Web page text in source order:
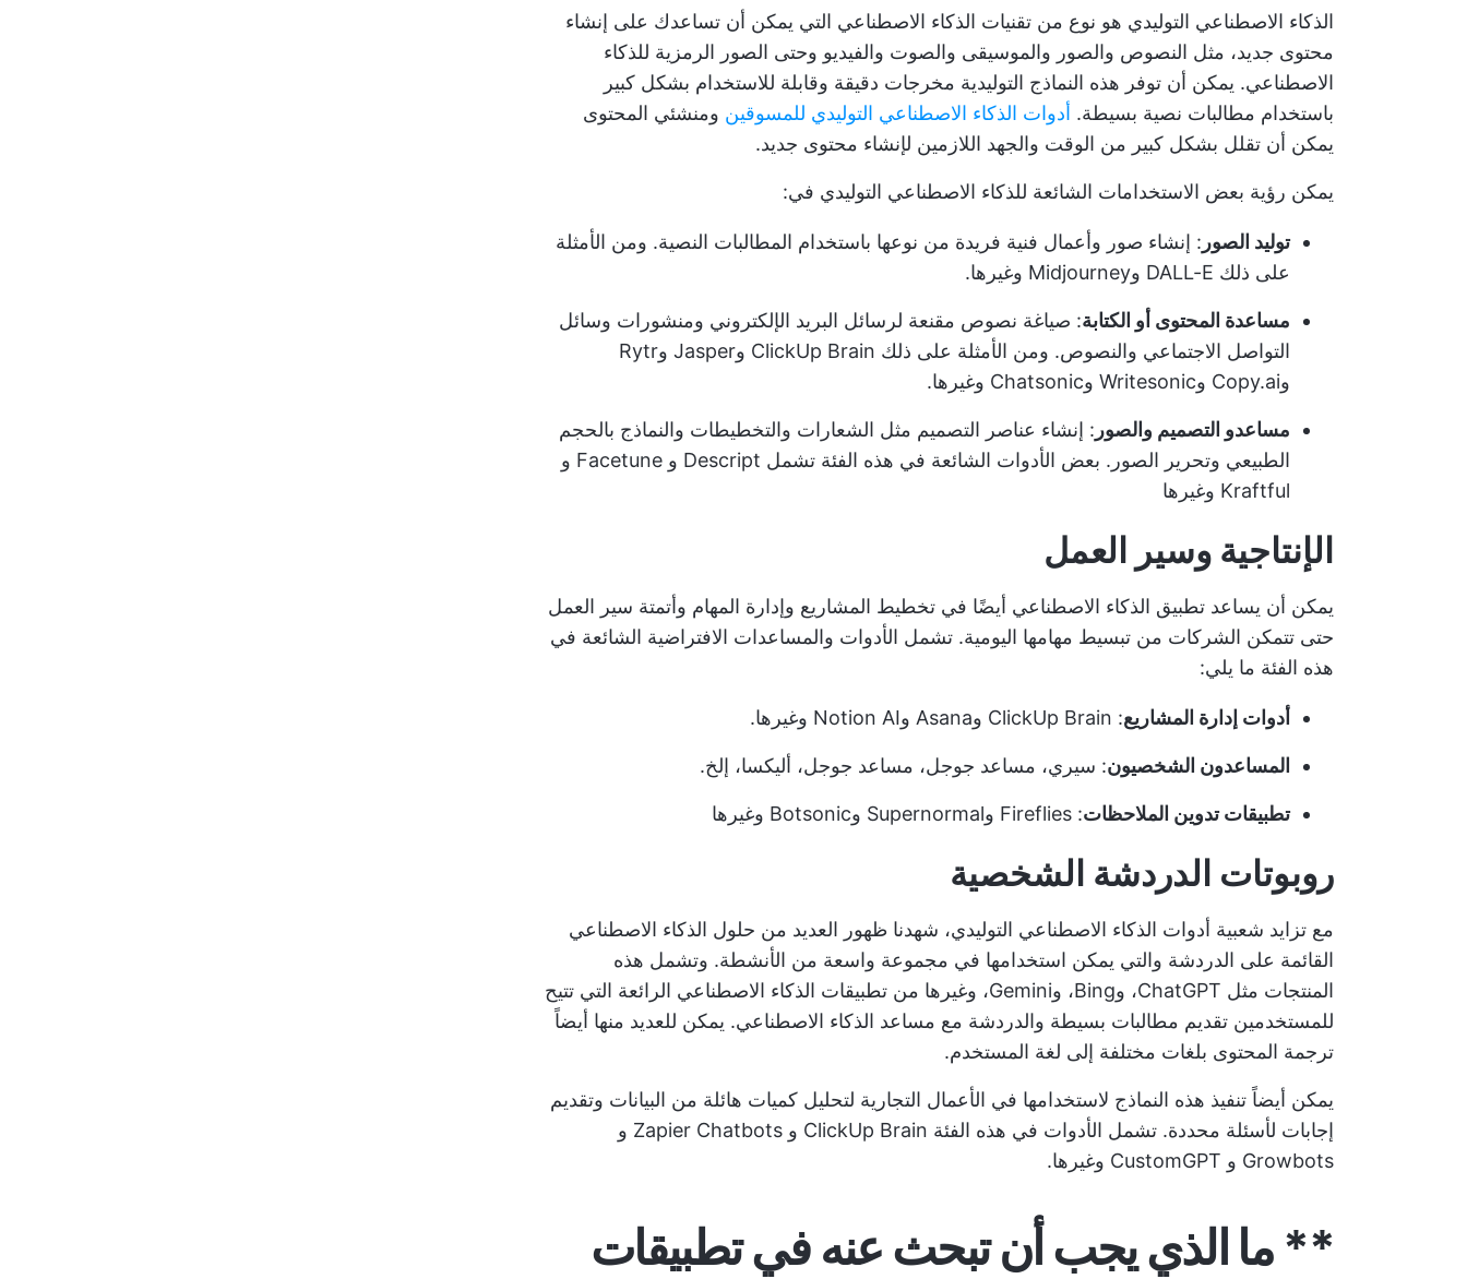
الذكاء الاصطناعي التوليدي هو نوع من تقنيات الذكاء الاصطناعي التي يمكن أن تساعدك على إنشاء
محتوى جديد، مثل النصوص والصور والموسيقى والصوت والفيديو وحتى الصور الرمزية للذكاء
الاصطناعي. يمكن أن توفر هذه النماذج التوليدية مخرجات دقيقة وقابلة للاستخدام بشكل كبير
باستخدام مطالبات نصية بسيطة. أدوات الذكاء الاصطناعي التوليدي للمسوقين ومنشئي المحتوى
يمكن أن تقلل بشكل كبير من الوقت والجهد اللازمين لإنشاء محتوى جديد.
يمكن رؤية بعض الاستخدامات الشائعة للذكاء الاصطناعي التوليدي في:
توليد الصور : إنشاء صور وأعمال فنية فريدة من نوعها باستخدام المطالبات النصية. ومن الأمثلة
على ذلك DALL-E وMidjourney وغيرها.
مساعدة المحتوى أو الكتابة: صياغة نصوص مقنعة لرسائل البريد الإلكتروني ومنشورات وسائل
التواصل الاجتماعي والنصوص. ومن الأمثلة على ذلك ClickUp Brain وJasper وRytr
وCopy.ai وWritesonic وChatsonic وغيرها.
مساعدو التصميم والصور : إنشاء عناصر التصميم مثل الشعارات والتخطيطات والنماذج بالحجم
الطبيعي وتحرير الصور. بعض الأدوات الشائعة في هذه الفئة تشمل Descript و Facetune و
Kraftful وغيرها
الإنتاجية وسير العمل
يمكن أن يساعد تطبيق الذكاء الاصطناعي أيضًا في تخطيط المشاريع وإدارة المهام وأتمتة سير العمل
حتى تتمكن الشركات من تبسيط مهامها اليومية. تشمل الأدوات والمساعدات الافتراضية الشائعة في
هذه الفئة ما يلي:
أدوات إدارة المشاريع: ClickUp Brain وAsana وNotion AI وغيرها.
المساعدون الشخصيون: سيري، مساعد جوجل، مساعد جوجل، أليكسا، إلخ.
تطبيقات تدوين الملاحظات: Fireflies وSupernormal وBotsonic وغيرها
روبوتات الدردشة الشخصية
مع تزايد شعبية أدوات الذكاء الاصطناعي التوليدي، شهدنا ظهور العديد من حلول الذكاء الاصطناعي
القائمة على الدردشة والتي يمكن استخدامها في مجموعة واسعة من الأنشطة. وتشمل هذه
المنتجات مثل ChatGPT، وBing، وGemini، وغيرها من تطبيقات الذكاء الاصطناعي الرائعة التي تتيح
للمستخدمين تقديم مطالبات بسيطة والدردشة مع مساعد الذكاء الاصطناعي. يمكن للعديد منها أيضاً
ترجمة المحتوى بلغات مختلفة إلى لغة المستخدم.
يمكن أيضاً تنفيذ هذه النماذج لاستخدامها في الأعمال التجارية لتحليل كميات هائلة من البيانات وتقديم
إجابات لأسئلة محددة. تشمل الأدوات في هذه الفئة ClickUp Brain و Zapier Chatbots و
Growbots و CustomGPT وغيرها.
** ما الذي يجب أن تبحث عنه في تطبيقات